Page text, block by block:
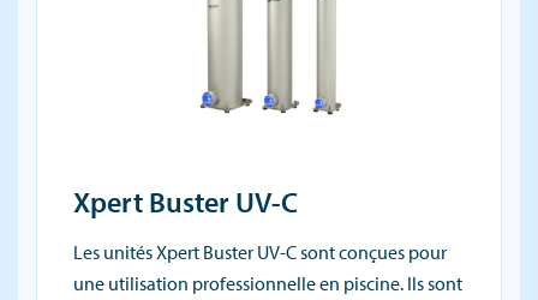
Xpert Buster UV-C
Les unités Xpert Buster UV-C sont conçues pour
une utilisation professionnelle en piscine. Ils sont